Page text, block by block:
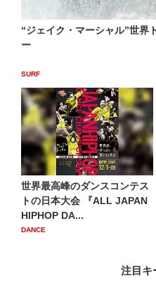
“ジェイク・マーシャル”世界
ー
SURF
世界最高峰のダンスコンテス
トの日本大会 『ALL JAPAN
HIPHOP DA...
DANCE
注目キ